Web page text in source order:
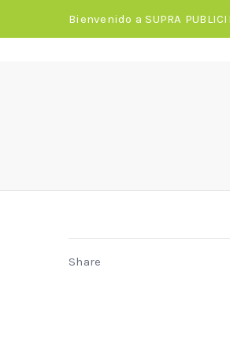
Bienvenido a SUPRA
Share